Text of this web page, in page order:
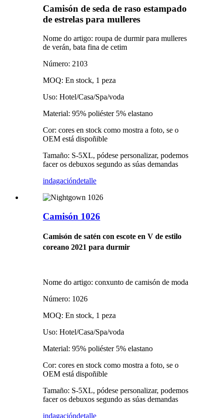
Camisón de seda de raso estampado
de estrelas para mulleres
Nome do artigo: roupa de durmir para mulleres
de verán, bata fina de cetim
Número: 2103
MOQ: En stock, 1 peza
Uso: Hotel/Casa/Spa/voda
Material: 95% poliéster 5% elastano
Cor: cores en stock como mostra a foto, se o
OEM está dispoñible
Tamaño: S-5XL, pódese personalizar, podemos
facer os debuxos segundo as súas demandas
indagacióndetalle
Camisón 1026
Camisón de satén con escote en V de estilo
coreano 2021 para durmir
Nome do artigo: conxunto de camisón de moda
Número: 1026
MOQ: En stock, 1 peza
Uso: Hotel/Casa/Spa/voda
Material: 95% poliéster 5% elastano
Cor: cores en stock como mostra a foto, se o
OEM está dispoñible
Tamaño: S-5XL, pódese personalizar, podemos
facer os debuxos segundo as súas demandas
indagacióndetalle